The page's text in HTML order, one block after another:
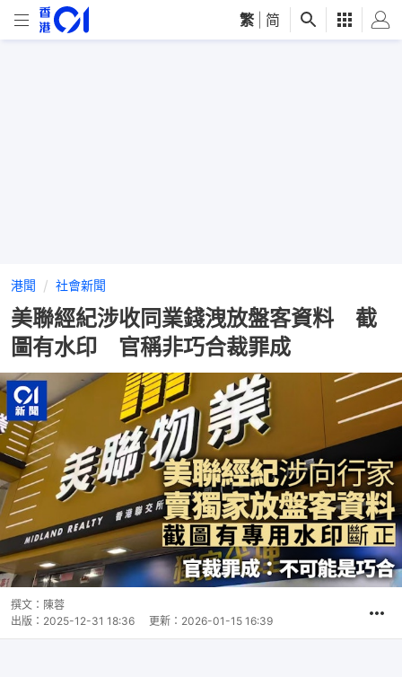
繁 简
港聞 社會新聞
美聯經紀涉收同業錢洩放盤客資料 截
圖有水印 官稱非巧合裁罪成
撰文： 陳蓉
出版： 2025-12-31 18:36 更新： 2026-01-15 16:39